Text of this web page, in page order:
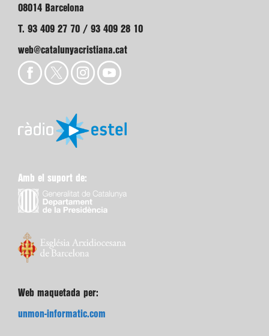
08014 Barcelona
T. 93 409 27 70 / 93 409 28 10
web@catalunyacristiana.cat
Amb el suport de:
Web maquetada per:
unmon-informatic.com